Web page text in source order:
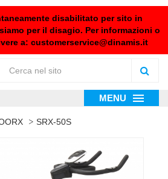
disabilitato per sito in
per il disagio. Per informazioni o
a: customerservice@dinamis.it
MENU
SRX-50S